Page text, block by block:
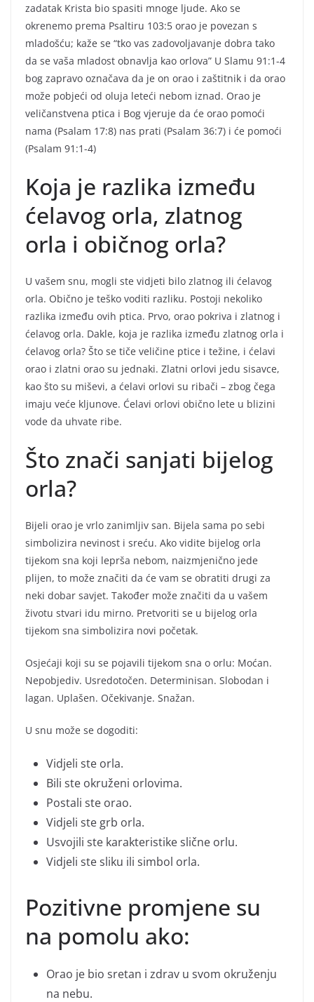
zadatak Krista bio spasiti mnoge ljude. Ako se
okrenemo prema Psaltiru 103:5 orao je povezan s
mladošću; kaže se “tko vas zadovoljavanje dobra tako
da se vaša mladost obnavlja kao orlova” U Slamu 91:1-4
bog zapravo označava da je on orao i zaštitnik i da orao
može pobjeći od oluja leteći nebom iznad. Orao je
veličanstvena ptica i Bog vjeruje da će orao pomoći
nama (Psalam 17:8) nas prati (Psalam 36:7) i će pomoći
(Psalam 91:1-4)
Koja je razlika između
ćelavog orla, zlatnog
orla i običnog orla?
U vašem snu, mogli ste vidjeti bilo zlatnog ili ćelavog
orla. Obično je teško voditi razliku. Postoji nekoliko
razlika između ovih ptica. Prvo, orao pokriva i zlatnog i
ćelavog orla. Dakle, koja je razlika između zlatnog orla i
ćelavog orla? Što se tiče veličine ptice i težine, i ćelavi
orao i zlatni orao su jednaki. Zlatni orlovi jedu sisavce,
kao što su miševi, a ćelavi orlovi su ribači – zbog čega
imaju veće kljunove. Ćelavi orlovi obično lete u blizini
vode da uhvate ribe.
Što znači sanjati bijelog
orla?
Bijeli orao je vrlo zanimljiv san. Bijela sama po sebi
simbolizira nevinost i sreću. Ako vidite bijelog orla
tijekom sna koji leprša nebom, naizmjenično jede
plijen, to može značiti da će vam se obratiti drugi za
neki dobar savjet. Također može značiti da u vašem
životu stvari idu mirno. Pretvoriti se u bijelog orla
tijekom sna simbolizira novi početak.
​​​​​​Osjećaji koji su se pojavili tijekom sna o orlu: Moćan.
Nepobjediv. Usredotočen. Determinisan. Slobodan i
lagan. Uplašen. Očekivanje. Snažan.
U snu može se dogoditi:
Vidjeli ste orla.
Bili ste okruženi orlovima.
Postali ste orao.
Vidjeli ste grb orla.
Usvojili ste karakteristike slične orlu.
Vidjeli ste sliku ili simbol orla.
Pozitivne promjene su
na pomolu ako:
Orao je bio sretan i zdrav u svom okruženju
na nebu.